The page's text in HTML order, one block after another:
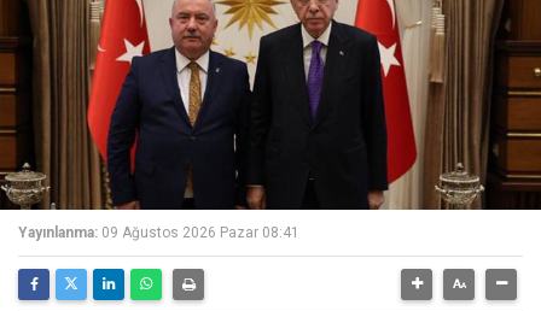
Yayınlanma: 09 Ağustos 2026 Pazar 08:41